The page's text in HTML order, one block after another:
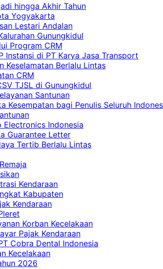
hingga Akhir Tahun
Yogyakarta
Lestari Andalan
Gunungkidul
Program CRM
Instansi di PT Karya Jasa Transport
Keselamatan Berlalu Lintas
CRM
TJSL di Gunungkidul
Santunan
Kesempatan bagi Penulis Seluruh
Electronics Indonesia
Guarantee Letter
Tertib Berlalu Lintas
Kendaraan
Kabupaten
Kendaraan
Korban Kecelakaan
Pajak Kendaraan
Cobra Dental Indonesia
Kecelakaan
2026